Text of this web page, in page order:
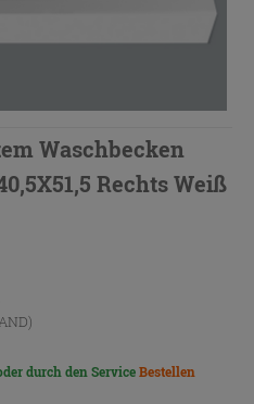
Waschbecken
Rechts Weiß
)
durch den ServiceBestellen